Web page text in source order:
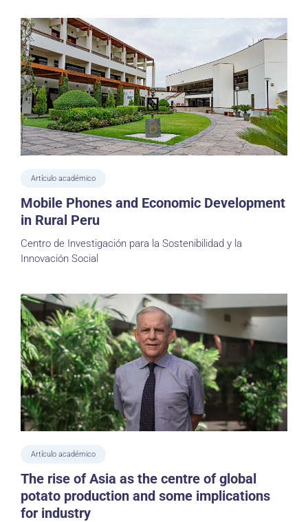
Artículo académico
Mobile Phones and Economic Development
in Rural Peru
Centro de Investigación para la Sostenibilidad y la
Innovación Social
Artículo académico
The rise of Asia as the centre of global
potato production and some implications
for industry